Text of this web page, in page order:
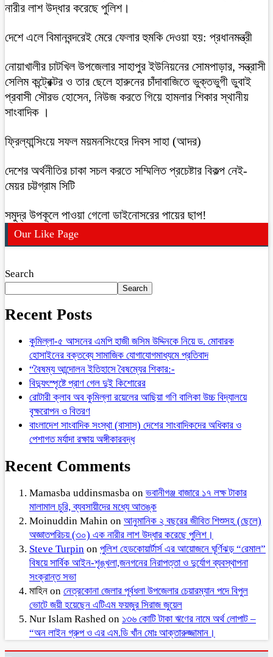
নারীর লাশ উদ্ধার করেছে পুলিশ।
দেশে এলে বিমানবন্দরেই মেরে ফেলার হুমকি দেওয়া হয়: প্রধানমন্ত্রী
নোয়াখালীর চাটখিল উপজেলার সাহাপুর ইউনিয়নের সোমপাড়ার, সন্ত্রাসী
সেলিম কন্ট্রেক্টর ও তার ছেলে হারুনের চাঁদাবাজিতে ভুক্তভুগী ডুবাই
প্রবাসী সৌরভ হোসেন, নিউজ করতে গিয়ে হামলার শিকার স্থানীয়
সাংবাদিক ।
ফ্রিল্যান্সিংয়ে সফল ময়মনসিংহের দিবস সাহা (আদর)
দেশের অর্থনীতির চাকা সচল করতে সম্মিলিত প্রচেষ্টার বিকল্প নেই-
মেয়র চট্টগ্রাম সিটি
সমুদ্র উপকূলে পাওয়া গেলো ডাইনোসরের পায়ের ছাপ!
Our Like Page
Search
Search
Recent Posts
কুমিল্লা-৫ আসনের এমপি হাজী জসিম উদ্দিনকে নিয়ে ড. মোবারক
হোসাইনের বক্তব্যে সামাজিক যোগাযোগমাধ্যমে প্রতিবাদ
“বৈষম্য আন্দোলন ইতিহাসে বৈষম্যের শিকার:-
বিদ্যুৎস্পৃষ্টে প্রাণ গেল দুই কিশোরের
রোটারী ক্লাব অব কুমিল্লা রয়েলের আছিয়া গণি বালিকা উচ্চ বিদ্যালয়ে
বৃক্ষরোপন ও বিতরণ
বাংলাদেশ সাংবাদিক সংস্থা (বাসাস) দেশের সাংবাদিকদের অধিকার ও
পেশাগত মর্যাদা রক্ষায় অঙ্গীকারবদ্ধ
Recent Comments
Mamasba uddinsmasba on ভবানীগঞ্জ বাজারে ১৭ লক্ষ টাকার
মালামাল চুরি, ব্যবসায়ীদের মধ্যে আতঙ্ক
Moinuddin Mahin on আনুমানিক ২ বছরের জীবিত শিশুসহ (ছেলে)
অজ্ঞাতপরিচয় (৩০) এক নারীর লাশ উদ্ধার করেছে পুলিশ।
Steve Turpin on পুলিশ হেডকোয়ার্টার্স এর আয়োজনে ঘূর্ণিঝড় “রেমাল”
বিষয়ে সার্বিক আইন-শৃঙ্খলা,জনগনের নিরাপত্তা ও দুর্যোগ ব্যবস্থাপনা
সংক্রান্ত সভা
মাহিন on নেত্রকোনা জেলার পূর্বধলা উপজেলার চেয়ারম্যান পদে বিপুল
ভোটে জয়ী হয়েছেন এটিএম ফয়জুর সিরাজ জুয়েল
Nur Islam Rashed on ১৩৬ কোটি টাকা ঋণের নামে অর্থ লোপাট –
“অন লাইন গ্রুপ ও এর এম.ডি খাঁন মোঃ আক্তারুজ্জামান।